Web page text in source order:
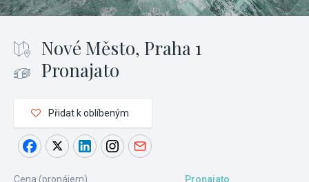
Nové Město, Praha 1
Pronajato
Přidat k oblíbeným
Cena (pronájem) Pronajato